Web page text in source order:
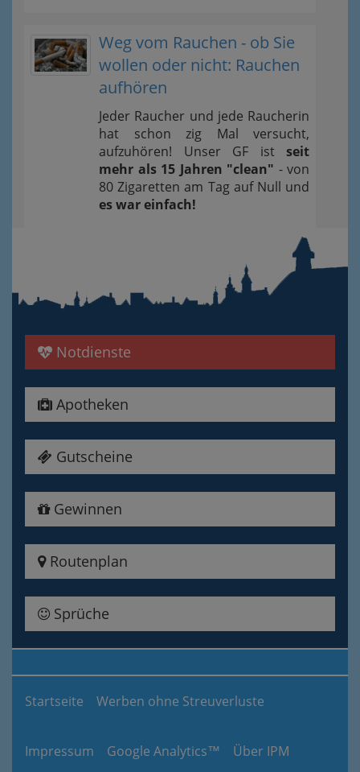
Weg vom Rauchen - ob Sie
wollen oder nicht: Rauchen
aufhören
Jeder Raucher und jede Raucherin
hat schon zig Mal versucht,
aufzuhören! Unser GF ist seit
mehr als 15 Jahren "clean" - von
80 Zigaretten am Tag auf Null und
es war einfach!
Notdienste
Apotheken
Gutscheine
Gewinnen
Routenplan
Sprüche
Startseite Werben ohne Streuverluste
Impressum Google Analytics™ Über IPM